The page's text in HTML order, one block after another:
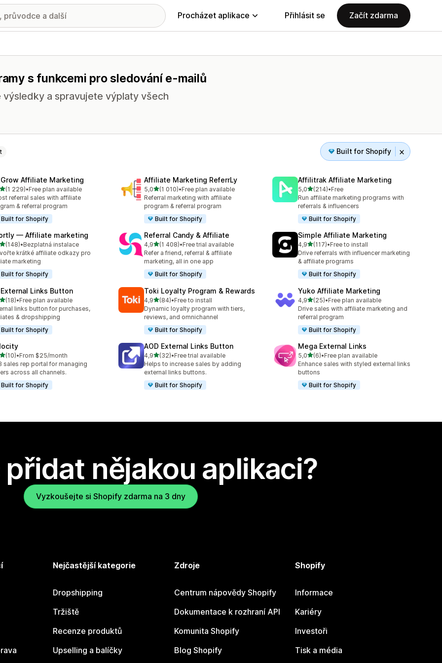
Procházet aplikace Přihlásit se Začít zdarma
s funkcemi pro sledování e-mailů
a spravujete výplaty všech
Built for Shopify
Affiliate Marketing
z 5 hvězd
(1 229)počet recenzí: 1229
•Free plan available
referral sales with affiliate
& referral program
Built for Shopify
Affiliate Marketing ReferrLy
5,0z 5 hvězd
(1 010)
Celkový počet recenzí: 1010
•Free plan available
Referral marketing with affiliate
program & referral program
Built for Shopify
Affilitrak Affiliate Marketing
5,0z 5 hvězd
(214)
Celkový počet recenzí: 214
•Free
Run affiliate marketing programs with
referrals & influencers
Built for Shopify
— Affiliate marketing
z 5 hvězd
(148)počet recenzí: 148
•Bezplatná instalace
krátké affiliate odkazy pro
marketing
Built for Shopify
Referral Candy & Affiliate
4,9z 5 hvězd
(1 408)
Celkový počet recenzí: 1408
•Free trial available
Refer a friend, referral & affiliate
marketing, all in one app
Built for Shopify
Simple Affiliate Marketing
4,9z 5 hvězd
(117)
Celkový počet recenzí: 117
•Free to install
Drive referrals with influencer marketing
& affiliate programs
Built for Shopify
External Links Button
z 5 hvězd
(18)počet recenzí: 18
•Free plan available
links button for purchases,
& dropshipping
Built for Shopify
Toki Loyalty Program & Rewards
4,9z 5 hvězd
(84)
Celkový počet recenzí: 84
•Free to install
Dynamic loyalty program with tiers,
reviews, and omnichannel
Built for Shopify
Yuko Affiliate Marketing
4,9z 5 hvězd
(25)
Celkový počet recenzí: 25
•Free plan available
Drive sales with affiliate marketing and
referral program
Built for Shopify
z 5 hvězd
(10)počet recenzí: 10
•From $25/month
sales rep portal for managing
across all channels.
Built for Shopify
AOD External Links Button
4,9z 5 hvězd
(32)
Celkový počet recenzí: 32
•Free trial available
Helps to increase sales by adding
external links buttons.
Built for Shopify
Mega External Links
5,0z 5 hvězd
(6)
Celkový počet recenzí: 6
•Free plan available
Enhance sales with styled external links
buttons
Built for Shopify
nějakou aplikaci?
Vyzkoušejte si Shopify zdarma na 3 dny
Nejčastější kategorie
Dropshipping
Tržiště
Recenze produktů
Upselling a balíčky
Zdroje
Centrum nápovědy Shopify
Dokumentace k rozhraní API
Komunita Shopify
Blog Shopify
Shopify
Informace
Kariéry
Investoři
Tisk a média